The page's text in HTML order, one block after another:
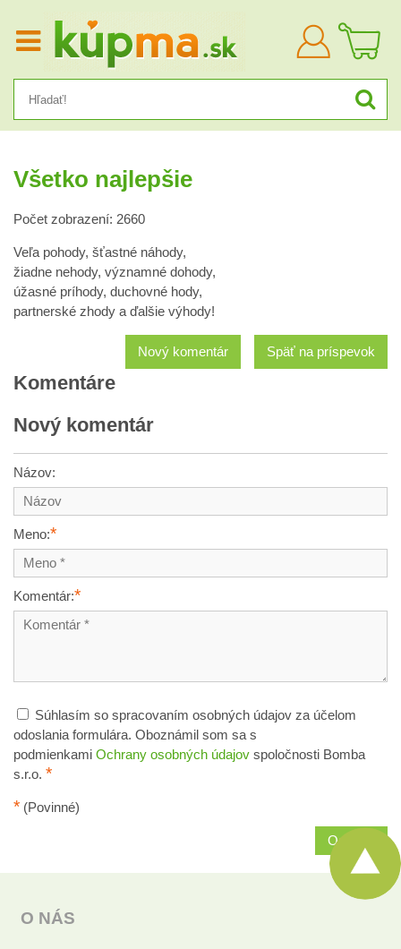
Prihlásiť
sa
Všetko najlepšie
Počet zobrazení: 2660
Veľa pohody, šťastné náhody,
žiadne nehody, významné dohody,
úžasné príhody, duchovné hody,
partnerské zhody a ďalšie výhody!
Späť na príspevok
Nový komentár
Komentáre
Nový komentár
Názov:
Meno:*
Komentár:*
Súhlasím so spracovaním osobných údajov za účelom
odoslania formulára. Oboznámil som sa s
podmienkami Ochrany osobných údajov spoločnosti Bomba
s.r.o. *
* (Povinné)
Odoslať
O NÁS